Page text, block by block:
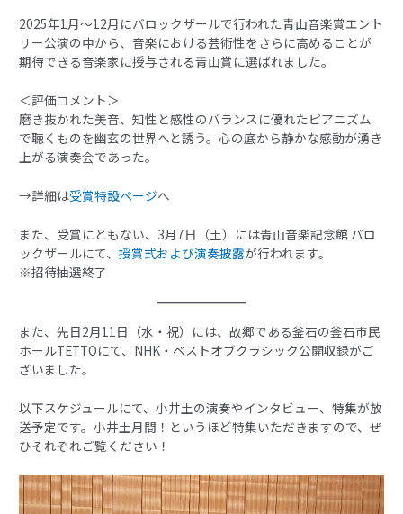
2025年1月～12月にバロックザールで行われた青山音楽賞エント
リー公演の中から、音楽における芸術性をさらに高めることが
期待できる音楽家に授与される青山賞に選ばれました。
＜評価コメント＞
磨き抜かれた美音、知性と感性のバランスに優れたピアニズム
で聴くものを幽玄の世界へと誘う。心の底から静かな感動が湧き
上がる演奏会であった。
→詳細は受賞特設ページへ
また、受賞にともない、3月7日（土）には青山音楽記念館 バロ
ックザールにて、授賞式および演奏披露が行われます。
※招待抽選終了
また、先日2月11日（水・祝）には、故郷である釜石の釜石市民
ホールTETTOにて、NHK・ベストオブクラシック公開収録がご
ざいました。
以下スケジュールにて、小井土の演奏やインタビュー、特集が放
送予定です。小井土月間！というほど特集いただきますので、ぜ
ひそれぞれご覧ください！